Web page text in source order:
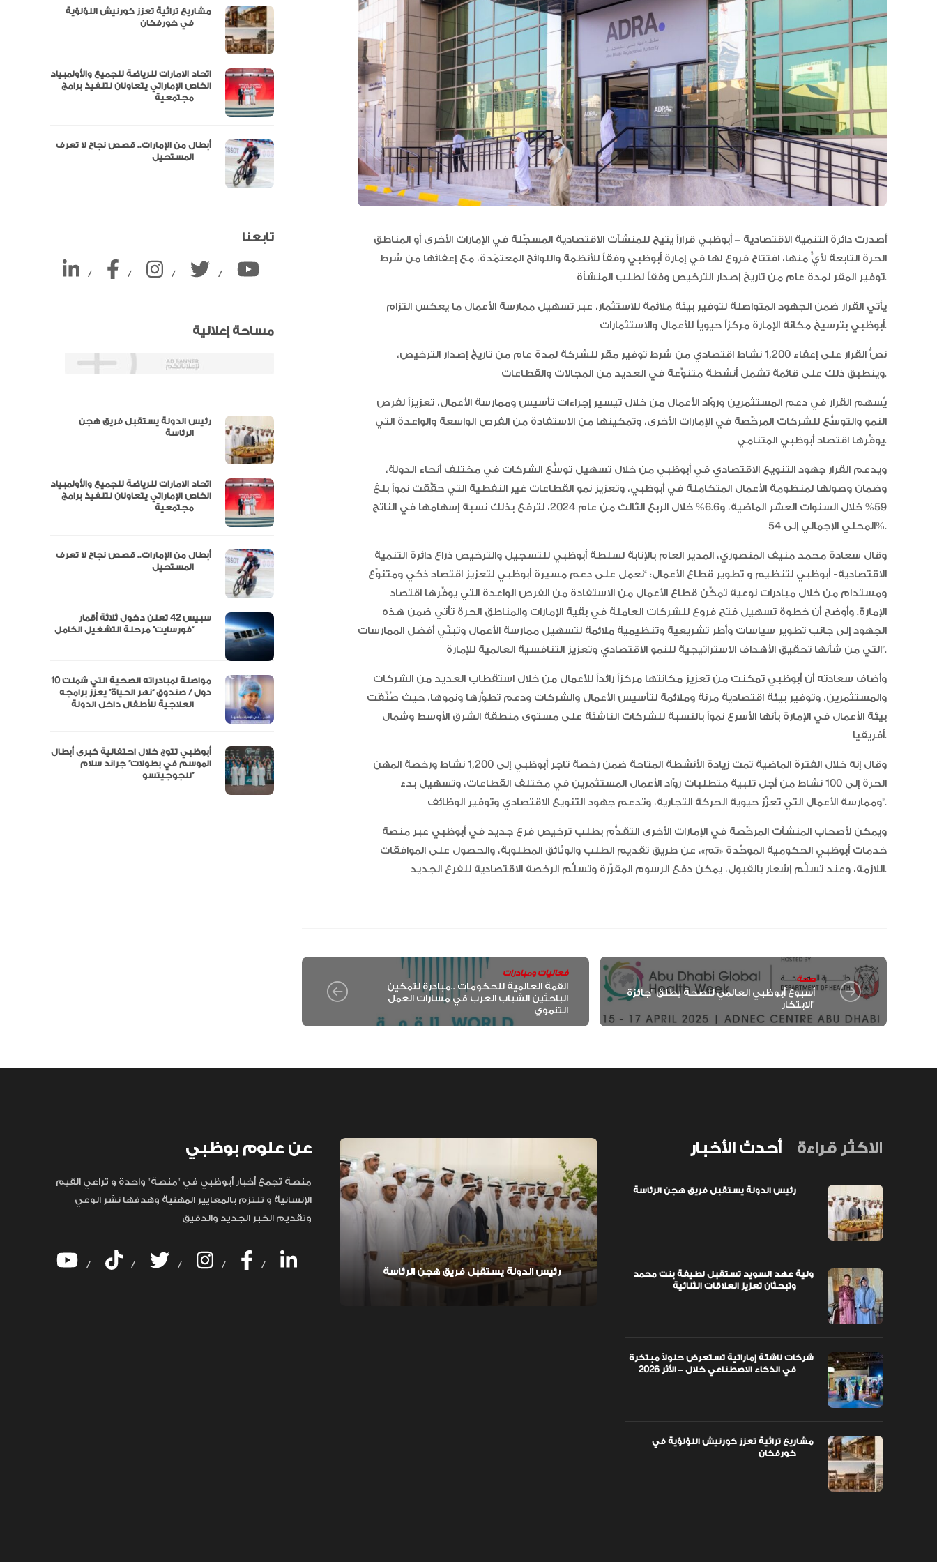
أصدرت دائرة التنمية الاقتصادية – أبوظبي قراراً يتيح للمنشآت الاقتصادية المسجّلة في الإمارات الأخرى أو المناطق
الحرة التابعة لأيٍّ منها، افتتاح فروع لها في إمارة أبوظبي وفقاً للأنظمة واللوائح المعتمَدة، مع إعفائها من شرط
توفير المقر لمدة عام من تاريخ إصدار الترخيص وفقاً لطلب المنشأة.
يأتي القرار ضمن الجهود المتواصلة لتوفير بيئة ملائمة للاستثمار، عبر تسهيل ممارسة الأعمال ما يعكس التزام
أبوظبي بترسيخ مكانة الإمارة مركزاً حيوياً للأعمال والاستثمارات.
نصُّ القرار على إعفاء 1,200 نشاط اقتصادي من شرط توفير مقر للشركة لمدة عام من تاريخ إصدار الترخيص،
وينطبق ذلك على قائمة تشمل أنشطة متنوّعة في العديد من المجالات والقطاعات.
يُسهم القرار في دعم المستثمرين وروّاد الأعمال من خلال تيسير إجراءات تأسيس وممارسة الأعمال، تعزيزاً لفرص
النمو والتوسُّع للشركات المرخّصة في الإمارات الأخرى، وتمكينها من الاستفادة من الفرص الواسعة والواعدة التي
يوفِّرها اقتصاد أبوظبي المتنامي.
ويدعم القرار جهود التنويع الاقتصادي في أبوظبي من خلال تسهيل توسُّع الشركات في مختلف أنحاء الدولة،
وضمان وصولها لمنظومة الأعمال المتكاملة في أبوظبي، وتعزيز نمو القطاعات غير النفطية التي حقَّقت نمواً بلغ
59% خلال السنوات العشر الماضية، و6.6% خلال الربع الثالث من عام 2024، لترفع بذلك نسبة إسهامها في الناتج
المحلي الإجمالي إلى 54%.
وقال سعادة محمد منيف المنصوري، المدير العام بالإنابة لسلطة أبوظبي للتسجيل والترخيص ذراع دائرة التنمية
الاقتصادية- أبوظبي لتنظيم و تطوير قطاع الأعمال: “نعمل على دعم مسيرة أبوظبي لتعزيز اقتصاد ذكي ومتنوِّع
ومستدام من خلال مبادرات نوعية تمكِّن قطاع الأعمال من الاستفادة من الفرص الواعدة التي يوفِّرها اقتصاد
الإمارة. وأوضح أن خطوة تسهيل فتح فروع للشركات العاملة في بقية الإمارات والمناطق الحرة تأتي ضمن هذه
الجهود إلى جانب تطوير سياسات وأُطر تشريعية وتنظيمية ملائمة لتسهيل ممارسة الأعمال وتبنّي أفضل الممارسات
التي من شأنها تحقيق الأهداف الاستراتيجية للنمو الاقتصادي وتعزيز التنافسية العالمية للإمارة”.
وأضاف سعادته أن أبوظبي تمكنت من تعزيز مكانتها مركزاً رائداً للأعمال من خلال استقطاب العديد من الشركات
والمستثمرين، وتوفير بيئة اقتصادية مرنة وملائمة لتأسيس الأعمال والشركات ودعم تطوُّرها ونموها، حيث صُنِّفَت
بيئة الأعمال في الإمارة بأنها الأسرع نمواً بالنسبة للشركات الناشئة على مستوى منطقة الشرق الأوسط وشمال
أفريقيا.
وقال إنه خلال الفترة الماضية تمت زيادة الأنشطة المتاحة ضمن رخصة تاجر أبوظبي إلى 1,200 نشاط ورخصة المهن
الحرة إلى 100 نشاط من أجل تلبية متطلبات روّاد الأعمال المستثمرين في مختلف القطاعات، وتسهيل بدء
وممارسة الأعمال التي تعزِّز حيوية الحركة التجارية، وتدعم جهود التنويع الاقتصادي وتوفير الوظائف”.
ويمكن لأصحاب المنشآت المرخّصة في الإمارات الأخرى التقدُّم بطلب ترخيص فرع جديد في أبوظبي عبر منصة
خدمات أبوظبي الحكومية الموحَّدة «تم»، عن طريق تقديم الطلب والوثائق المطلوبة، والحصول على الموافقات
اللازمة، وعند تسلُّم إشعار بالقبول، يمكن دفع الرسوم المقرَّرة وتسلُّم الرخصة الاقتصادية للفرع الجديد.
فعاليات ومبادرات
القمة العالمية للحكومات ..مبادرة لتمكين
الباحثين الشباب العرب في مسارات العمل
التنموي
صحة
أسبوع أبوظبي العالمي للصحة يطلق "جائزة
الابتكار"
مشاريع تراثية تعزز كورنيش اللؤلؤية
اتحاد الامارات للرياضة للجميع والأولمبياد
الخاص الإماراتي يتعاونان لتنفيذ برامج
أبطال من الإمارات.. قصص نجاح لا تعرف
مجلس الأعمال الإماراتي الهندي:
العلاقات الاقتصادية والاستثمارية بين
البلدين تشهد نموا متسارعا
تابعنا
/ / / /
مساحة إعلانية
رئيس الدولة يستقبل فريق هجن
اتحاد الامارات للرياضة للجميع والأولمبياد
الخاص الإماراتي يتعاونان لتنفيذ برامج
أبطال من الإمارات.. قصص نجاح لا تعرف
سبيس 42 تعلن دخول ثلاثة أقمار
“فورسايت” مرحلة التشغيل الكامل
مواصلة لمبادراته الصحية التي شملت 10
دول / صندوق “نهر الحياة” يعزز برامجه
أبوظبي تتوج خلال احتفالية كبرى أبطال
الموسم في بطولات” جراند سلام
للجوجيتسو”
الإمارات ترسخ ريادتها العالمية في اعتماد
الأدوية المبتكرة لتعزيز صحة المجتمع
البرتغال ويحل وصيفا في المجر
الإمارات تعزز ريادتها العالمية في جمال
الخيل العربية بزيادة بطولاتها المصنفة
عن علوم بوظبي
منصة تجمع أخبار أبوظبي في "منصة" واحدة و تراعي القيم
الإنسانية و تلتزم بالمعايير المهنية وهدفها نشر الوعي
وتقديم الخبر الجديد والدقيق
/ / / / /
رئيس الدولة يستقبل فريق هجن الرئاسة
أحدث الأخبار الاكثر قراءة
ولية عهد السويد تستقبل لطيفة بنت محمد
شركات ناشئة إماراتية تستعرض حلولاً مبتكرة
مشاريع تراثية تعزز كورنيش اللؤلؤية في